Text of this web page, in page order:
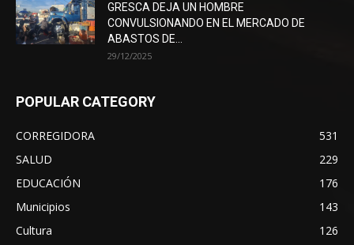
GRESCA DEJA UN HOMBRE
CONVULSIONANDO EN EL MERCADO DE
ABASTOS DE...
29/12/2025
POPULAR CATEGORY
CORREGIDORA
531
SALUD
229
EDUCACIÓN
176
Municipios
143
Cultura
126